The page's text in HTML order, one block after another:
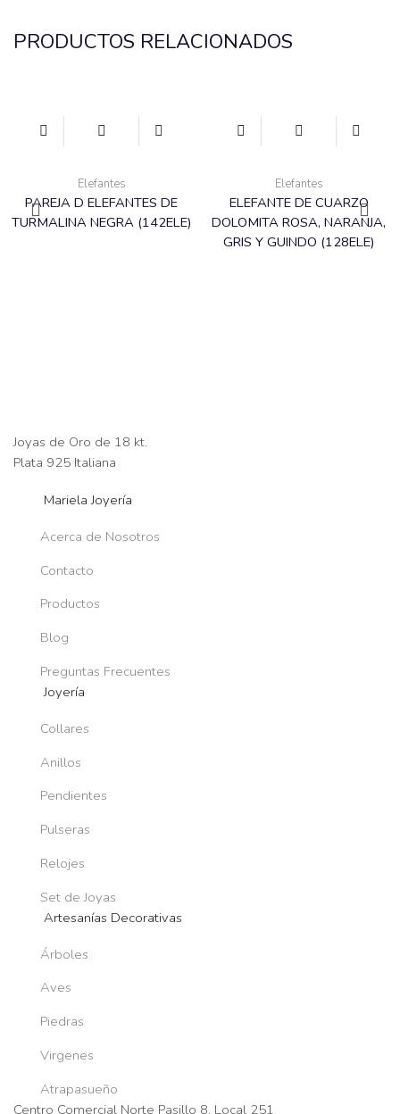
PRODUCTOS RELACIONADOS
Elefantes
PAREJA D ELEFANTES DE
TURMALINA NEGRA (142ELE)
Elefantes
ELEFANTE DE CUARZO
DOLOMITA ROSA, NARANJA,
GRIS Y GUINDO (128ELE)
Joyas de Oro de 18 kt.
Plata 925 Italiana
Mariela Joyería
Acerca de Nosotros
Contacto
Productos
Blog
Preguntas Frecuentes
Joyería
Collares
Anillos
Pendientes
Pulseras
Relojes
Set de Joyas
Artesanías Decorativas
Árboles
Aves
Piedras
Virgenes
Atrapasueño
Centro Comercial Norte Pasillo 8, Local 251